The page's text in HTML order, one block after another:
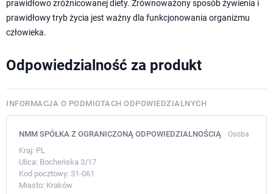
prawidłowo zróżnicowanej diety. Zrównoważony sposób żywienia i
prawidłowy tryb życia jest ważny dla funkcjonowania organizmu
człowieka.
Odpowiedzialność za produkt
INFORMACJA O PODMIOTACH ODPOWIEDZIALNYCH
NMM SPÓŁKA Z OGRANICZONĄ ODPOWIEDZIALNOŚCIĄ Osoba
Kraj: PL
Ulica: Bocheńska 3/17
Kod pocztowy: 31-061
Miasto: Kraków